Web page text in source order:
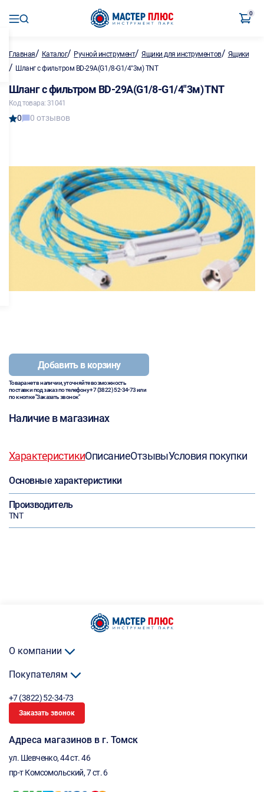
0
Главная/ Каталог/ Ручной инструмент/Ящики для инструментов/ Ящики
/ Шланг с фильтром BD-29A(G1/8-G1/4"3м) TNT
Шланг с фильтром BD-29A(G1/8-G1/4"3м) TNT
Код товара: 31041
0 0 отзывов
Добавить в корзину
Товара нет в наличии, уточняйте возможность
поставки под заказ по телефону+7 (3822) 52-34-73или
по кнопке "Заказать звонок"
Наличие в магазинах
ХарактеристикиОписаниеОтзывыУсловия покупки
Основные характеристики
Производитель
TNT
О компании
Покупателям
+7 (3822) 52-34-73
Заказать звонок
Адреса магазинов в г. Томск
ул. Шевченко, 44 ст. 46
пр-т Комсомольский, 7 ст. 6